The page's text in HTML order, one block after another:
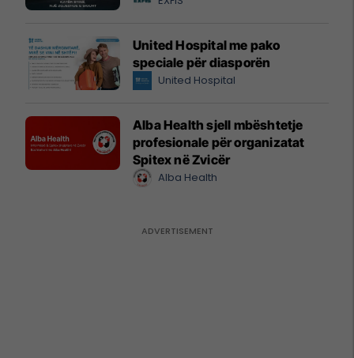
United Hospital me pako
speciale për diasporën
United Hospital
Alba Health sjell mbështetje
profesionale për organizatat
Spitex në Zvicër
Alba Health